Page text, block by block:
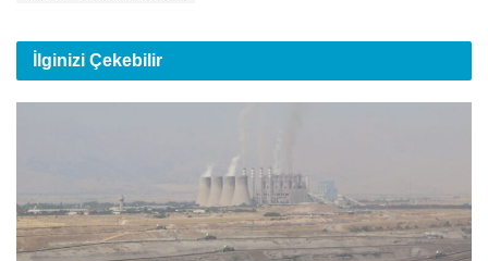
İlginizi Çekebilir